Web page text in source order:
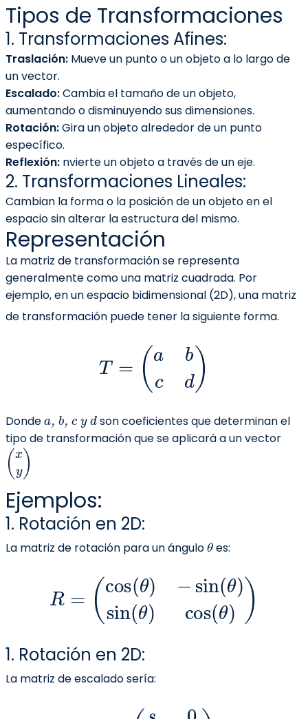
Tipos de Transformaciones
1. Transformaciones Afines:
Traslación: Mueve un punto o un objeto a lo largo de
un vector.
Escalado:Cambia el tamaño de un objeto,
aumentando o disminuyendo sus dimensiones.
Rotación:Gira un objeto alrededor de un punto
específico.
Reflexión: nvierte un objeto a través de un eje.
2. Transformaciones Lineales:
Cambian la forma o la posición de un objeto en el
espacio sin alterar la estructura del mismo.
Representación
La matriz de transformación se representa
generalmente como una matriz cuadrada. Por
ejemplo, en un espacio bidimensional (2D), una matriz
de transformación puede tener la siguiente forma.
ab d)
Donde
son coeficientes que determinan el
tipo de transformación que se aplicará a un vector
(xy)
Ejemplos:
1. Rotación en 2D:
La matriz de rotación para un ángulo
θ
es:
)−sin(θ sin(θ)cos
1. Rotación en 2D:
La matriz de escalado sería:
s x0 sy )